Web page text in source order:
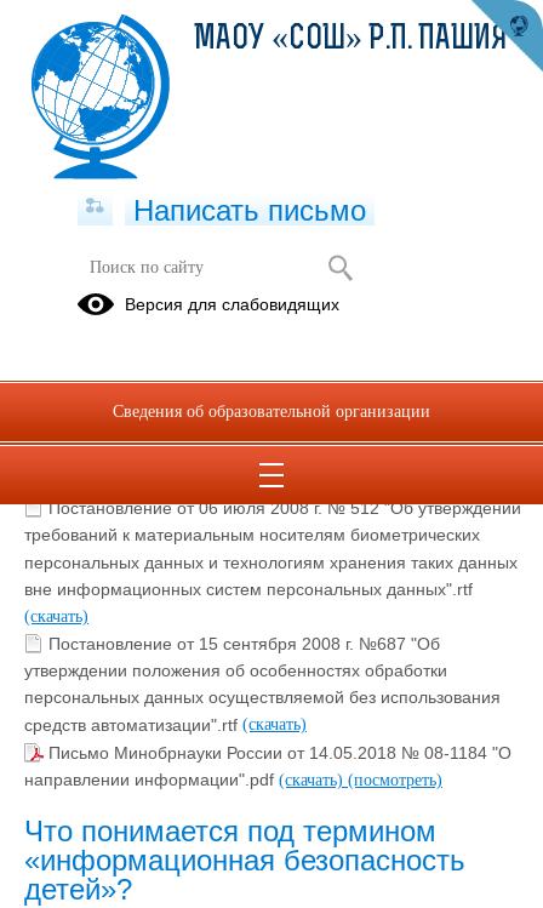
Информационная безопасность
системах персональных данных.rtf
(скачать)
(скачать)
Постановление от 06 июля 2008 г. № 512 "Об утверждении
требований к материальным носителям биометрических
персональных данных и технологиям хранения таких данных
вне информационных систем персональных данных".rtf
(скачать)
Постановление от 15 сентября 2008 г. №687 "Об
утверждении положения об особенностях обработки
персональных данных осуществляемой без использования
средств автоматизации".rtf (скачать)
Письмо Минобрнауки России от 14.05.2018 № 08-1184 "О
направлении информации".pdf (скачать) (посмотреть)
Что понимается под термином
«информационная безопасность
детей»?
МАОУ «СОШ» Р.П. ПАШИЯ
Написать письмо
Версия для слабовидящих
Сведения об образовательной организации